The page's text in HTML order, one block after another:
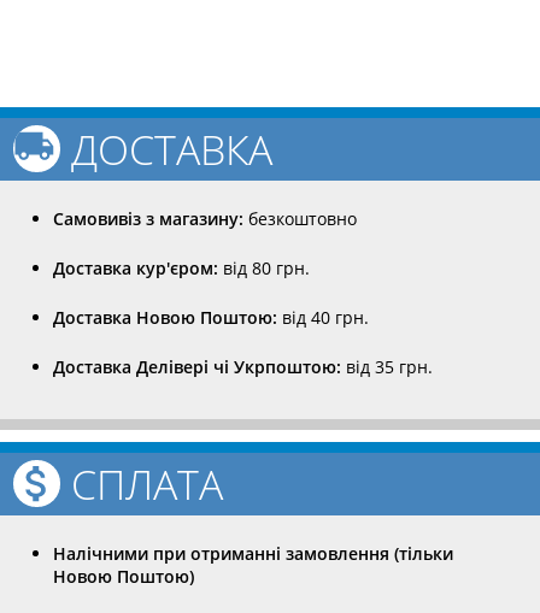
ДОСТАВКА
Самовивіз з магазину: безкоштовно
Доставка кур'єром: від 80 грн.
Доставка Новою Поштою: від 40 грн.
Доставка Делівері чі Укрпоштою: від 35 грн.
СПЛАТА
Налічними при отриманні замовлення (тільки
Новою Поштою)